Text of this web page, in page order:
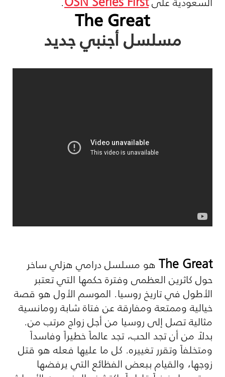
The Great
مسلسل أجنبي جديد
The Great هو مسلسل درامي هزلي ساخر
حول كاثرين العظمى وفترة حكمها التي تعتبر
الأطول في تاريخ روسيا. الموسم الأول هو قصة
خيالية وممتعة ومفارقة عن فتاة شابة رومانسية
مثالية تصل إلى روسيا من أجل زواج مرتب من.
بدلاً من أن تجد الحب، تجد عالماً خطيراً وفاسداً
ومتخلفاً وتقرر تغييره. كل ما عليها فعله هو قتل
زوجها، والقيام ببعض الفظائع التي يرفضها